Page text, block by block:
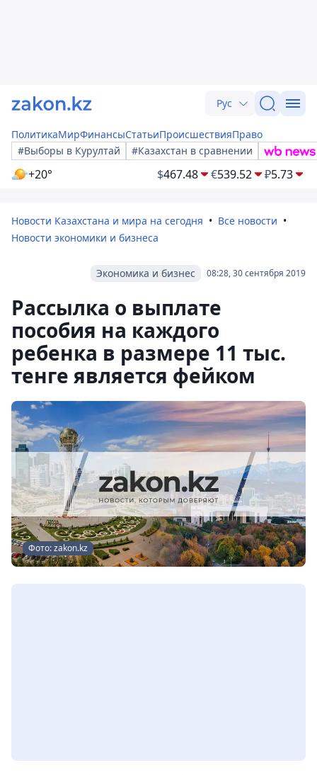
Рус
ПолитикаМирФинансыСтатьиПроисшествияПраво
#Выборы в Курултай
#Казахстан в сравнении
+20° $467.48 €539.52 ₽5.73
Новости Казахстана и мира на сегодня
Все новости
Новости экономики и бизнеса
08:28, 30 сентября 2019
Экономика и бизнес
Рассылка о выплате
пособия на каждого
ребенка в размере 11 тыс.
тенге является фейком
Фото: zakon.kz